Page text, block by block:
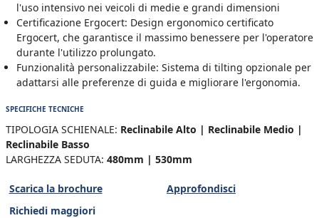
l'uso intensivo nei veicoli di medie e grandi dimensioni
Certificazione Ergocert: Design ergonomico certificato
Ergocert, che garantisce il massimo benessere per l'operatore
durante l'utilizzo prolungato.
Funzionalità personalizzabile: Sistema di tilting opzionale per
adattarsi alle preferenze di guida e migliorare l'ergonomia.
SPECIFICHE TECNICHE
TIPOLOGIA SCHIENALE: Reclinabile Alto | Reclinabile Medio |
Reclinabile Basso
LARGHEZZA SEDUTA: 480mm | 530mm
Scarica la brochure
Approfondisci
Richiedi maggiori